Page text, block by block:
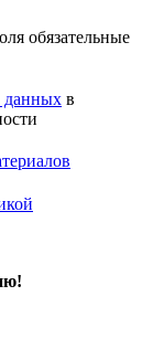
обязательные
данных в